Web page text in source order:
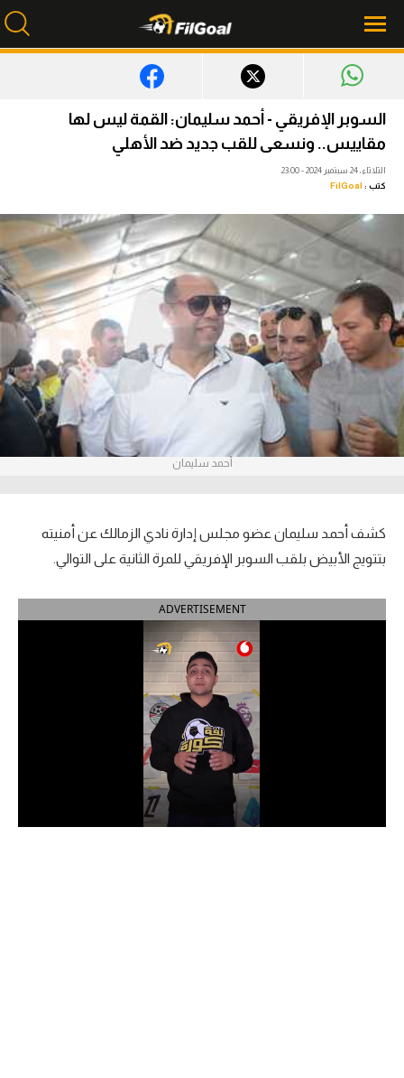
محتوى إخباري
الرئيسية
أخبار
مباريات
ميركاتو
فانتازي في الجول
مسابقة التوقعات
فيديوهات
آراء حرة
بطولات
أمريكا 2026
الدوري المصري
الدوري الإنجليزي الممتاز
السوبر الإفريقي - أحمد سليمان: القمة ليس لها
مقاييس.. ونسعى للقب جديد ضد الأهلي
الثلاثاء، 24 سبتمبر 2024 - 23:00
كتب : FilGoal
أحمد سليمان
كشف أحمد سليمان عضو مجلس إدارة نادي الزمالك عن أمنيته
بتتويج الأبيض بلقب السوبر الإفريقي للمرة الثانية على التوالي.
ADVERTISEMENT